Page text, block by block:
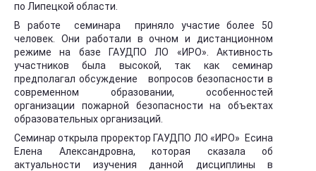
по Липецкой области.
В работе семинара приняло участие более 50
человек. Они работали в очном и дистанционном
режиме на базе ГАУДПО ЛО «ИРО». Активность
участников была высокой, так как семинар
предполагал обсуждение вопросов безопасности в
современном образовании, особенностей
организации пожарной безопасности на объектах
образовательных организаций.
Семинар открыла проректор ГАУДПО ЛО «ИРО» Есина
Елена Александровна, которая сказала об
актуальности изучения данной дисциплины в